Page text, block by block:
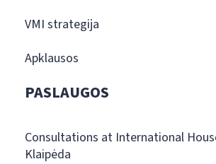
VMI strategija
Apklausos
PASLAUGOS
Consultations at International
Klaipėda